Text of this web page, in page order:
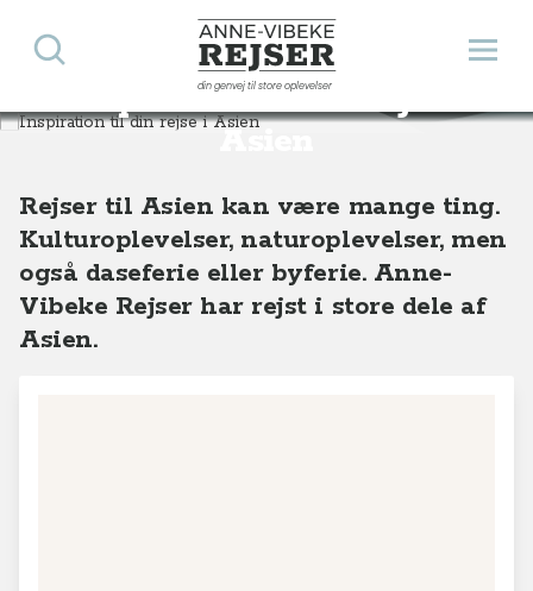
Anne-Vibeke Rejser
din genvej til store oplevelser
Åbn
Søg
Inspiration til din rejse i
Asien
Destinationer Asien
Rejser til Asien kan være mange ting.
Kulturoplevelser, naturoplevelser, men
også daseferie eller byferie. Anne-
Vibeke Rejser har rejst i store dele af
Asien.